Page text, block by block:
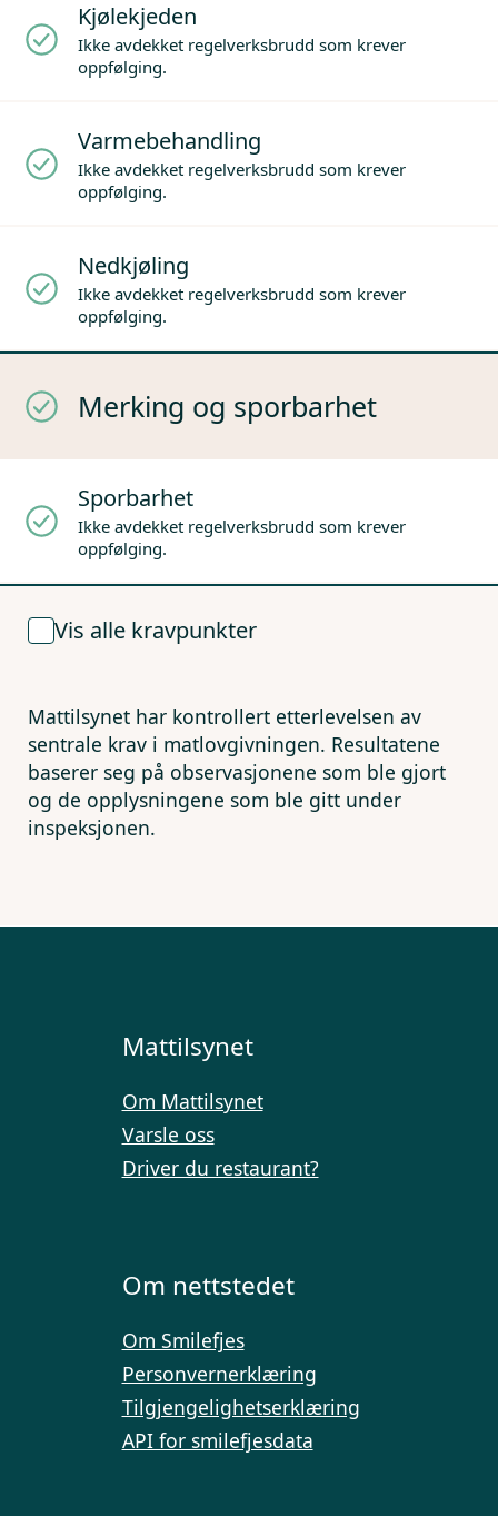
Kjølekjeden
Ikke avdekket regelverksbrudd som krever
oppfølging.
Varmebehandling
Ikke avdekket regelverksbrudd som krever
oppfølging.
Nedkjøling
Ikke avdekket regelverksbrudd som krever
oppfølging.
Merking og sporbarhet
Sporbarhet
Ikke avdekket regelverksbrudd som krever
oppfølging.
Vis alle kravpunkter
Mattilsynet har kontrollert etterlevelsen av
sentrale krav i matlovgivningen. Resultatene
baserer seg på observasjonene som ble gjort
og de opplysningene som ble gitt under
inspeksjonen.
Mattilsynet
Om Mattilsynet
Varsle oss
Driver du restaurant?
Om nettstedet
Om Smilefjes
Personvernerklæring
Tilgjengelighetserklæring
API for smilefjesdata